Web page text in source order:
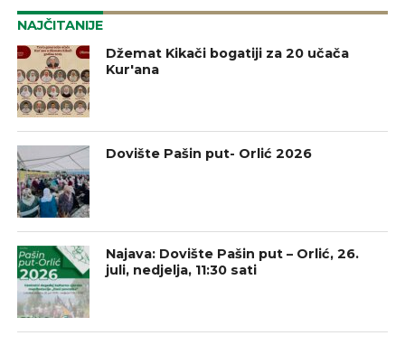
NAJČITANIJE
Džemat Kikači bogatiji za 20 učača
Kur'ana
Dovište Pašin put- Orlić 2026
Najava: Dovište Pašin put – Orlić, 26.
juli, nedjelja, 11:30 sati